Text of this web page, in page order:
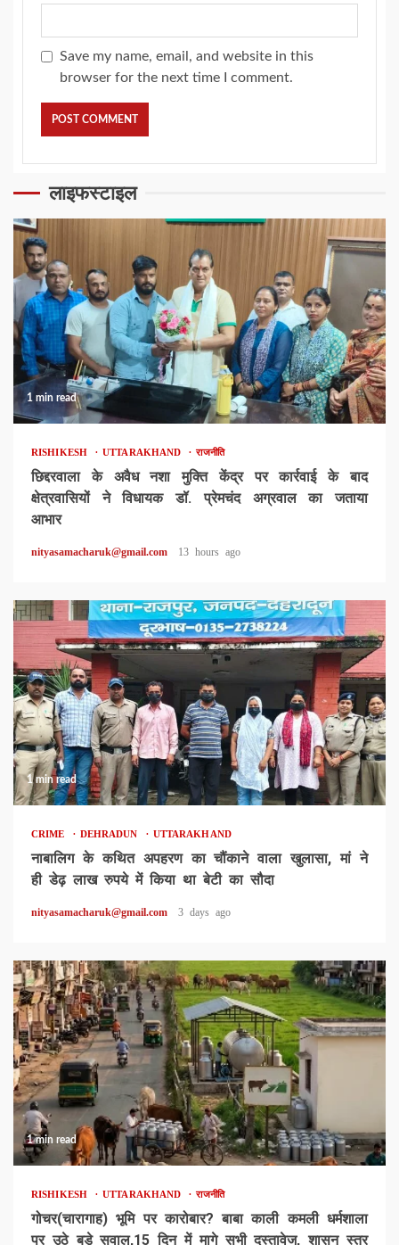
Save my name, email, and website in this
browser for the next time I comment.
लाइफस्टाइल
1 min read
RISHIKESH UTTARAKHAND राजनीति
छिद्दरवाला के अवैध नशा मुक्ति केंद्र पर कार्रवाई के बाद
क्षेत्रवासियों ने विधायक डॉ. प्रेमचंद अग्रवाल का जताया
आभार
nityasamacharuk@gmail.com 13 hours ago
1 min read
CRIME DEHRADUN UTTARAKHAND
नाबालिग के कथित अपहरण का चौंकाने वाला खुलासा, मां ने
ही डेढ़ लाख रुपये में किया था बेटी का सौदा
nityasamacharuk@gmail.com 3 days ago
1 min read
RISHIKESH UTTARAKHAND राजनीति
गोचर(चारागाह) भूमि पर कारोबार? बाबा काली कमली धर्मशाला
पर उठे बड़े सवाल,15 दिन में मागे सभी दस्तावेज, शासन स्तर